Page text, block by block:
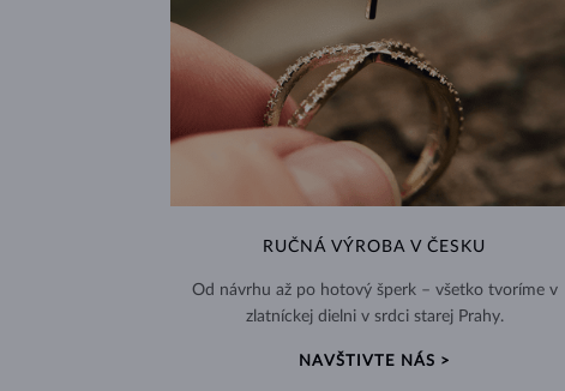
RUČNÁ VÝROBA V ČESKU
Od návrhu až po hotový šperk – všetko tvoríme v
zlatníckej dielni v srdci starej Prahy.
NAVŠTIVTE NÁS >